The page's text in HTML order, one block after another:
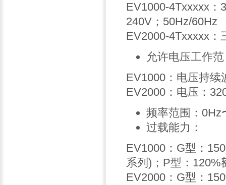
EV1000-4Txxxxx：
240V；50Hz/60Hz
EV2000-4Txxxxx：
允许电压工作
EV1000：电压持续
EV2000：电压：
频率范围：0Hz
过载能力：
EV1000：G型：
系列)；P型：120%
EV2000：G型：